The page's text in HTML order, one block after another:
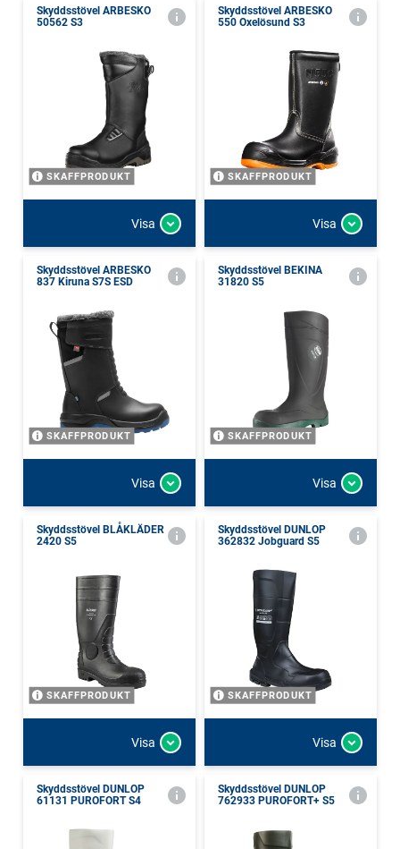
Skyddsstövel ARBESKO
50562 S3
SKAFFPRODUKT
Visa
Skyddsstövel ARBESKO
550 Oxelösund S3
SKAFFPRODUKT
Visa
Skyddsstövel ARBESKO
837 Kiruna S7S ESD
SKAFFPRODUKT
Visa
Skyddsstövel BEKINA
31820 S5
SKAFFPRODUKT
Visa
Skyddsstövel BLÅKLÄDER
2420 S5
SKAFFPRODUKT
Visa
Skyddsstövel DUNLOP
362832 Jobguard S5
SKAFFPRODUKT
Visa
Skyddsstövel DUNLOP
61131 PUROFORT S4
Skyddsstövel DUNLOP
762933 PUROFORT+ S5